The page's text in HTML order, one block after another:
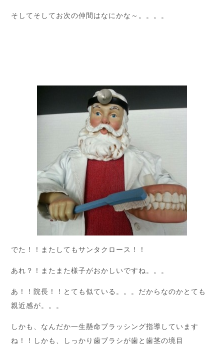
そしてそしてお次の仲間はなにかな～。。。。
でた！！またしてもサンタクロース！！
あれ？！またまた様子がおかしいですね。。。
あ！！院長！！とても似ている。。。だからなのかとても
親近感が。。。
しかも、なんだか一生懸命ブラッシング指導しています
ね！！しかも、しっかり歯ブラシが歯と歯茎の境目